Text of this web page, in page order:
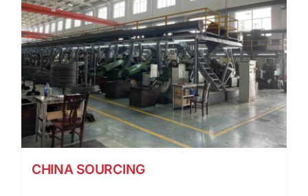
CHINA SOURCING